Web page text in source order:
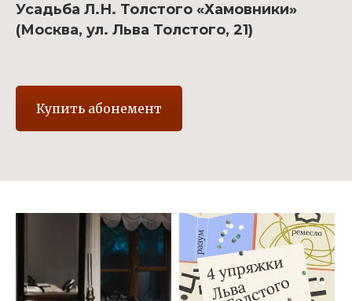
Усадьба Л.Н. Толстого «Хамовники»
(Москва, ул. Льва Толстого, 21)
Купить абонемент